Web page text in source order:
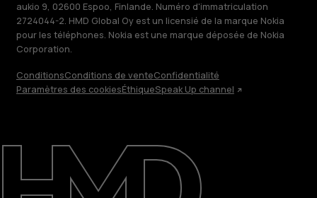
Réparer, réutiliser, recycler
Responsable
Assistance
aukio 9, 02600 Espoo, Finlande. Numéro d'immatriculation
2724044-2. HMD Global Oy est un licensié de la marque Nokia
pour les téléphones. Nokia est une marque déposée de Nokia
Corporation.
ConditionsConditions de venteConfidentialité
Paramètres des cookiesÉthiqueSpeak Up channel